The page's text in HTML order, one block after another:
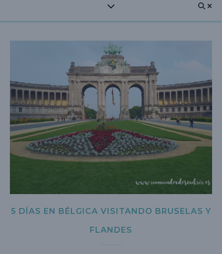
5 DÍAS EN BÉLGICA VISITANDO BRUSELAS Y
FLANDES